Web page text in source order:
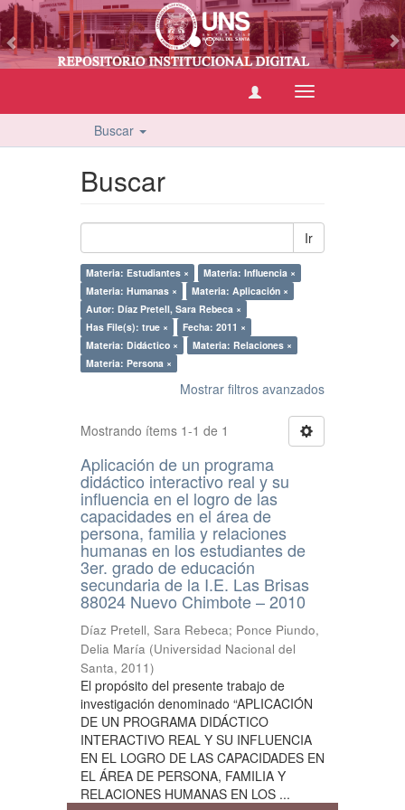
Cambiar
navegación
Buscar
Buscar
Ir
Materia: Estudiantes ×
Materia: Influencia ×
Materia: Humanas ×
Materia: Aplicación ×
Autor: Díaz Pretell, Sara Rebeca ×
Has File(s): true ×
Fecha: 2011 ×
Materia: Didáctico ×
Materia: Relaciones ×
Materia: Persona ×
Mostrar filtros avanzados
Mostrando ítems 1-1 de 1
Aplicación de un programa
didáctico interactivo real y su
influencia en el logro de las
capacidades en el área de
persona, familia y relaciones
humanas en los estudiantes de
3er. grado de educación
secundaria de la I.E. Las Brisas
88024 Nuevo Chimbote – 2010
Díaz Pretell, Sara Rebeca; Ponce Piundo,
Delia María (Universidad Nacional del
Santa, 2011)
El propósito del presente trabajo de
investigación denominado “APLICACIÓN
DE UN PROGRAMA DIDÁCTICO
INTERACTIVO REAL Y SU INFLUENCIA
EN EL LOGRO DE LAS CAPACIDADES EN
EL ÁREA DE PERSONA, FAMILIA Y
RELACIONES HUMANAS EN LOS ...